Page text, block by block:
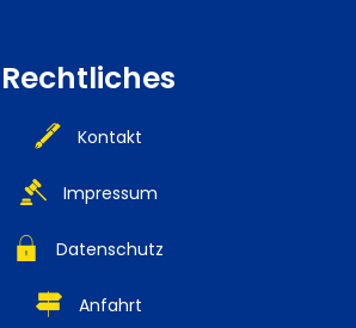
Rechtliches
Kontakt
Impressum
Datenschutz
Anfahrt